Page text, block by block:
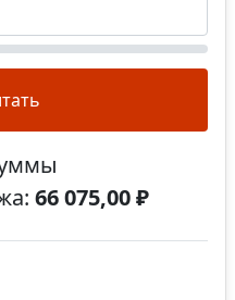
66 075,00 ₽